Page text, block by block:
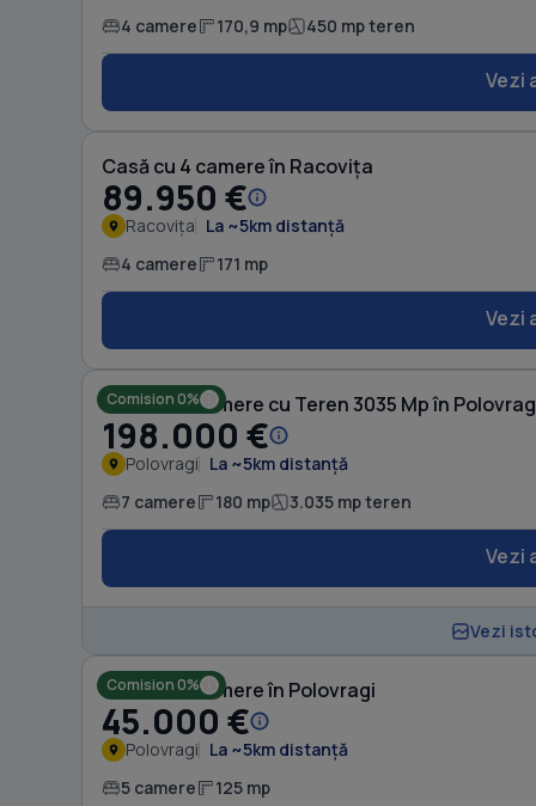
4 camere 170,9 mp 450 mp teren
Vezi
Casă cu 4 camere în Racovița
89.950 €
Racovița La ~5km distanță
4 camere 171 mp
Vezi
Comision 0%
Casă cu 7 camere cu Teren 3035 Mp în
198.000 €
Polovragi La ~5km distanță
7 camere 180 mp 3.035 mp teren
Vezi
Vezi
Comision 0%
Casă cu 5 camere în Polovragi
45.000 €
Polovragi La ~5km distanță
5 camere 125 mp